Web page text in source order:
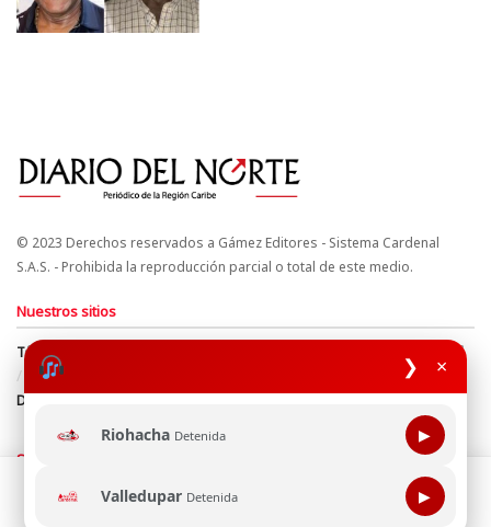
❯ ×
Riohacha Detenida ▶
Valledupar Detenida ▶
© 2023 Derechos reservados a Gámez Editores - Sistema Cardenal
S.A.S. - Prohibida la reproducción parcial o total de este medio.
Nuestros sitios
Términos y Condiciones
Derechos de Autor y Propiedad Intelectual
Política de uso de cookies
Política de Tratamiento de Datos
Directrices Editoriales
Síguenos
Esta página web usa cookie para mejorar tu experiencia de
navegación, al continuar aceptas nuestra política de uso de